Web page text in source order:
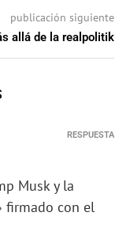
publicación siguiente
allá de la realpolitik
Musk y la
firmado con el
RESPUESTA